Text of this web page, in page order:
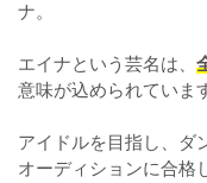
ナ。
エイナという芸名は、
意味が込められていま
アイドルを目指し、ダ
オーディションに合格